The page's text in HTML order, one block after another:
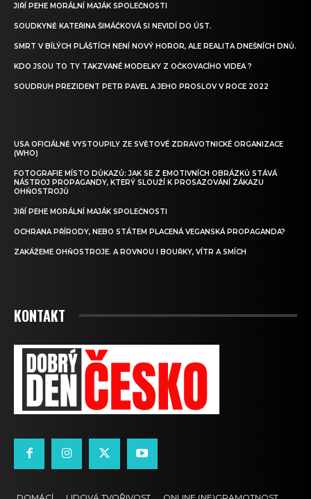
JIŘÍ PEHE MORÁLNÍ MAJÁK SPOLEČNOSTI
SOUDKYNĚ KATEŘINA ŠIMÁČKOVÁ SI NEVIDÍ DO ÚST.
SMRT V BÍLÝCH PLÁŠTÍCH NENÍ NOVÝ HOROR, ALE REALITA DNEŠNÍCH DNŮ.
KDO JSOU TO TY TAKZVANÉ MODELKY Z OČKOVACÍHO VIDEA ?
SOUDRUH PREZIDENT PETR PAVEL A JEHO PROSLOV V ROCE 2022
USA OFICIÁLNĚ VYSTOUPILY ZE SVĚTOVÉ ZDRAVOTNICKÉ ORGANIZACE
(WHO)
FOTOGRAFIE MÍSTO DŮKAZŮ: JAK SE Z EMOTIVNÍCH OBRÁZKŮ STÁVÁ
NÁSTROJ PROPAGANDY, KTERÝ SLOUŽÍ K PROSAZOVÁNÍ ZÁKAZU
OHŇOSTROJŮ
JIŘÍ PEHE MORÁLNÍ MAJÁK SPOLEČNOSTI
OCHRANA PŘÍRODY, NEBO STÁTEM PLACENÁ VEGANSKÁ PROPAGANDA?
ZAKÁŽEME OHŇOSTROJE. A ROVNOU I BOUŘKY, VÍTR A SMÍCH
KONTAKT